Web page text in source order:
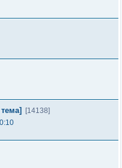
[14138]